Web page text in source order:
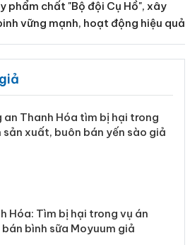
phẩm chất "Bộ đội Cụ Hồ", xây
vững mạnh, hoạt động hiệu quả
xử lý 83 vụ vi phạm thương mại
7
Xử lý 6 hộ kinh doanh bán hàng
hiệu Adidas, Nike
hủy công khai hàng ngàn sản
lậu, bảo vệ môi trường kinh